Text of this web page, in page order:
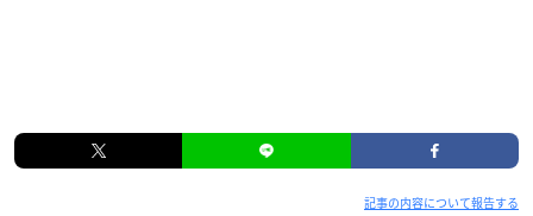
記事の内容について報告する